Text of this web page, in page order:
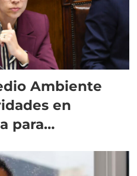
Ambiente
en
para